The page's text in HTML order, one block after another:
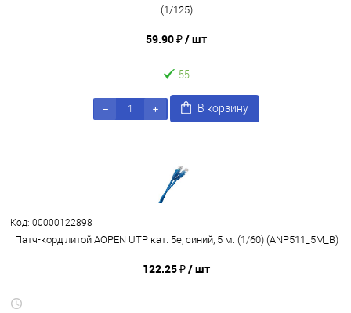
(1/125)
59.90 ₽/ шт
55
В корзину
Код: 00000122898
Патч-корд литой AOPEN UTP кат. 5е, синий, 5 м. (1/60) (ANP511_5M_B)
122.25 ₽/ шт